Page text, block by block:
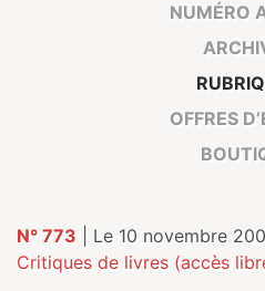
NUMÉRO
OFFRES
N° 773 | Le 10 novembre
Critiques de livres (accès